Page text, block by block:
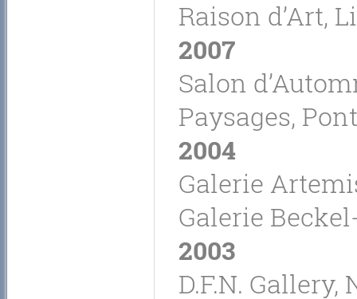
Raison d’Art,
2007
Salon
Paysages,
2004
Galerie
Galerie
2003
D.F.N. Gallery,